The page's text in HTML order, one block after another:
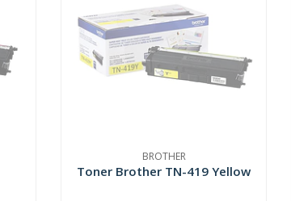
BROTHER
Toner Brother TN-419 Yellow